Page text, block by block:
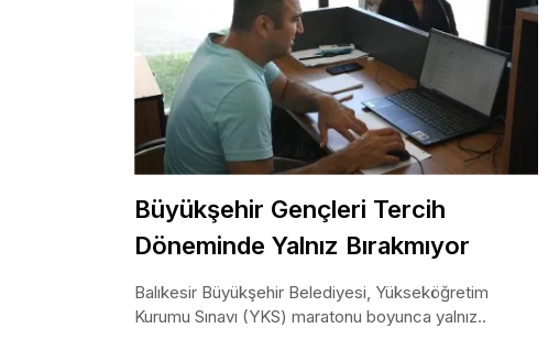
Büyükşehir Gençleri Tercih
Döneminde Yalnız Bırakmıyor
Balıkesir Büyükşehir Belediyesi, Yükseköğretim
Kurumu Sınavı (YKS) maratonu boyunca yalnız..